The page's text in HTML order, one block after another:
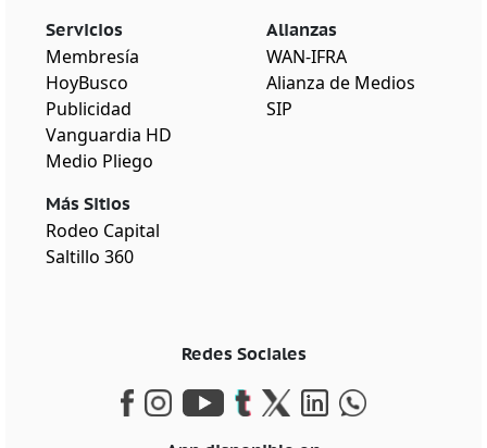
Servicios
Membresía
HoyBusco
Publicidad
Vanguardia HD
Medio Pliego
Más Sitios
Rodeo Capital
Saltillo 360
Alianzas
WAN-IFRA
Alianza de Medios
SIP
Redes Sociales